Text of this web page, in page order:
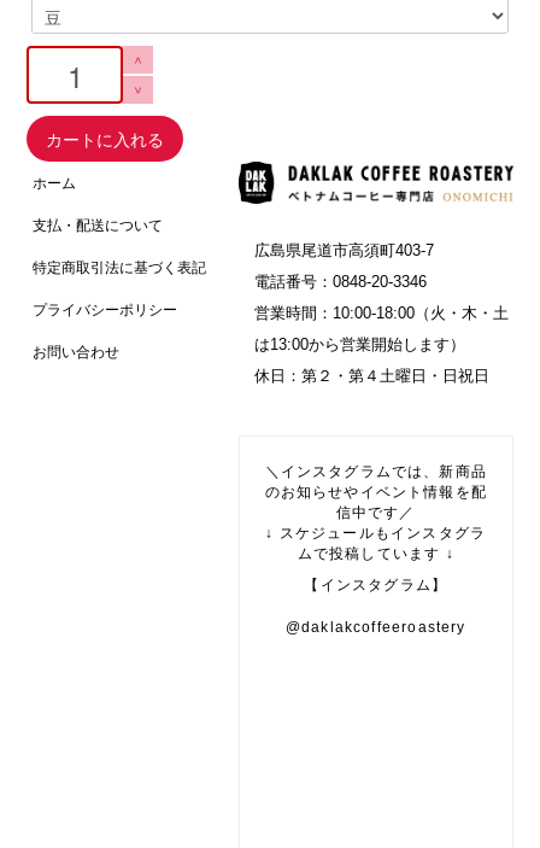
>
>
カートに入れる
ホーム
支払・配送について
特定商取引法に基づく表記
プライバシーポリシー
お問い合わせ
広島県尾道市高須町403-7
電話番号：0848-20-3346
営業時間：10:00-18:00（火・木・土
は13:00から営業開始します）
休日：第２・第４土曜日・日祝日
＼インスタグラムでは、新商品
のお知らせやイベント情報を配
信中です／
↓ スケジュールもインスタグラ
ムで投稿しています ↓
【インスタグラム】
@daklakcoffeeroastery